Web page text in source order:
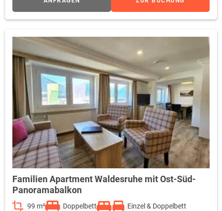
Familien Apartment Waldesruhe mit Ost-Süd-
Panoramabalkon
99 m² Doppelbett
Einzel & Doppelbett